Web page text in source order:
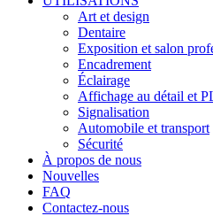
Art et design
Dentaire
Exposition et salon
Encadrement
Éclairage
Affichage au détail et
Signalisation
Automobile et transport
Sécurité
À propos de nous
Nouvelles
FAQ
Contactez-nous